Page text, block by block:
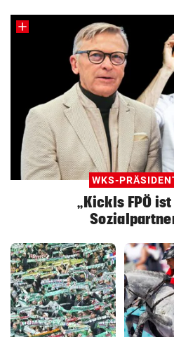
WKS-
„Kickls FPÖ